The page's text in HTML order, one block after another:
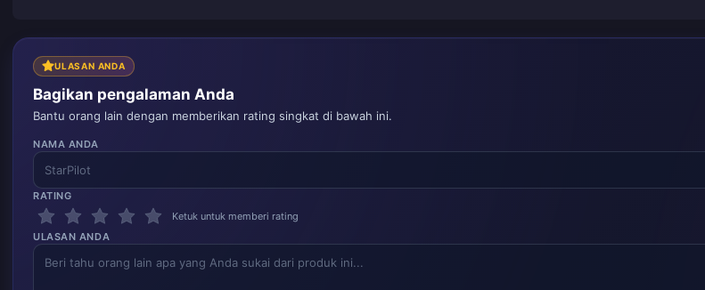
ULASAN ANDA
Bagikan pengalaman Anda
Bantu orang lain dengan memberikan rating singkat di bawah ini.
NAMA ANDA
RATING
Ketuk untuk memberi rating
ULASAN ANDA